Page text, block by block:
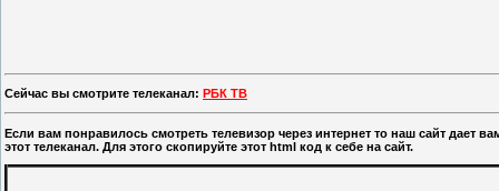
Сейчас вы смотрите телеканал: РБК ТВ
Если вам понравилось смотреть телевизор через интернет то наш сайт дает
этот телеканал. Для этого скопируйте этот html код к себе на сайт.